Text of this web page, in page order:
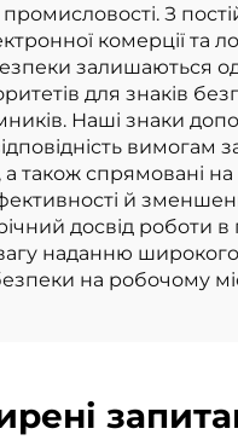
промисловості. З
комерції та
залишаються
для знаків
Наші знаки
вимогам
також спрямовані на
й
досвід роботи в
наданню
на робочому